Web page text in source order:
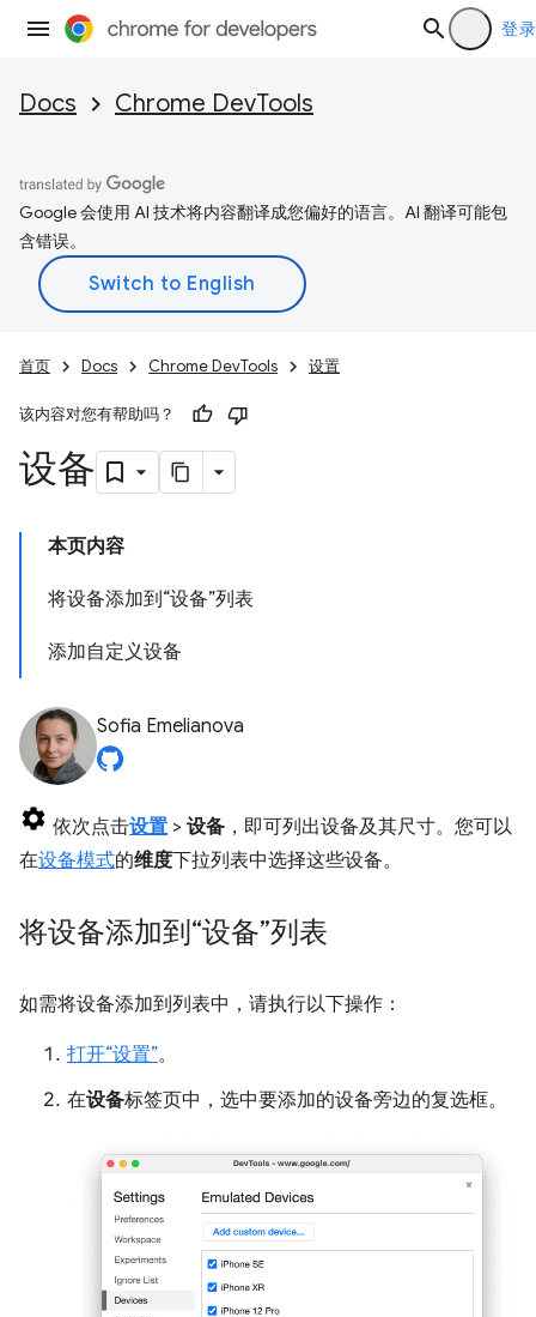
登录
Docs Chrome DevTools
Google 会使用 AI 技术将内容翻译成您偏好的语言。AI 翻译可能包
含错误。
首页 Docs Chrome DevTools 设置
该内容对您有帮助吗？
设备
本页内容
将设备添加到“设备”列表
添加自定义设备
Sofia Emelianova
依次点击设置 > 设备 ，即可列出设备及其尺寸。您可以
在设备模式的维度下拉列表中选择这些设备。
将设备添加到“设备”列表
如需将设备添加到列表中，请执行以下操作：
打开“设置”。
在设备标签页中，选中要添加的设备旁边的复选框。